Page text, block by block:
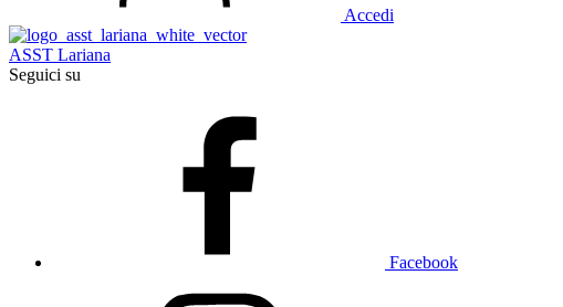
Accedi
ASST Lariana
Seguici su
Facebook